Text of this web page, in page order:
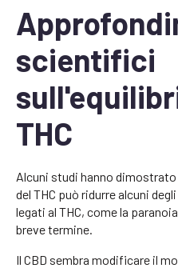
scientifici
THC
Alcuni studi hanno dimostrato
del THC può ridurre alcuni
legati al THC, come la
breve termine.
Il CBD sembra modificare il